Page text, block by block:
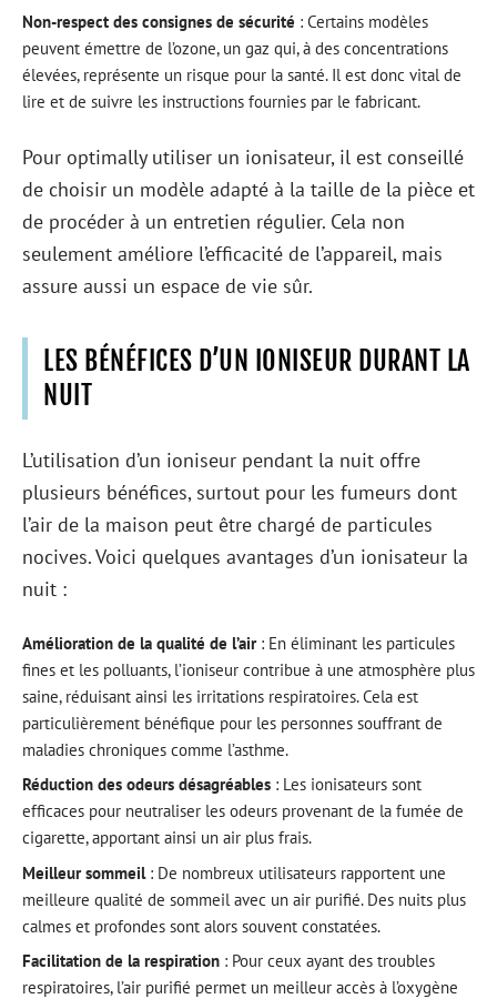
Non-respect des consignes de sécurité : Certains modèles
peuvent émettre de l’ozone, un gaz qui, à des concentrations
élevées, représente un risque pour la santé. Il est donc vital de
lire et de suivre les instructions fournies par le fabricant.
Pour optimally utiliser un ionisateur, il est conseillé
de choisir un modèle adapté à la taille de la pièce et
de procéder à un entretien régulier. Cela non
seulement améliore l’efficacité de l’appareil, mais
assure aussi un espace de vie sûr.
LES BÉNÉFICES D’UN IONISEUR DURANT LA
NUIT
L’utilisation d’un ioniseur pendant la nuit offre
plusieurs bénéfices, surtout pour les fumeurs dont
l’air de la maison peut être chargé de particules
nocives. Voici quelques avantages d’un ionisateur la
nuit :
Amélioration de la qualité de l’air: En éliminant les particules
fines et les polluants, l’ioniseur contribue à une atmosphère plus
saine, réduisant ainsi les irritations respiratoires. Cela est
particulièrement bénéfique pour les personnes souffrant de
maladies chroniques comme l’asthme.
Réduction des odeurs désagréables : Les ionisateurs sont
efficaces pour neutraliser les odeurs provenant de la fumée de
cigarette, apportant ainsi un air plus frais.
Meilleur sommeil: De nombreux utilisateurs rapportent une
meilleure qualité de sommeil avec un air purifié. Des nuits plus
calmes et profondes sont alors souvent constatées.
Facilitation de la respiration : Pour ceux ayant des troubles
respiratoires, l’air purifié permet un meilleur accès à l’oxygène